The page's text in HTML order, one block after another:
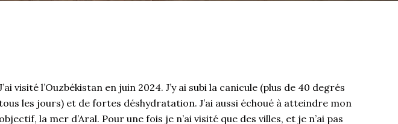
visité l’Ouzbékistan en juin 2024. J’y ai subi la canicule (plus de 40 degrés
les jours) et de fortes déshydratation. J’ai aussi échoué à atteindre mon
objectif, la mer d’Aral. Pour une fois je n’ai visité que des villes, et je n’ai pas